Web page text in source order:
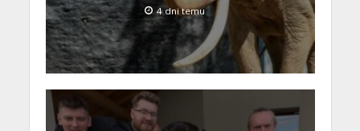
4 dni temu